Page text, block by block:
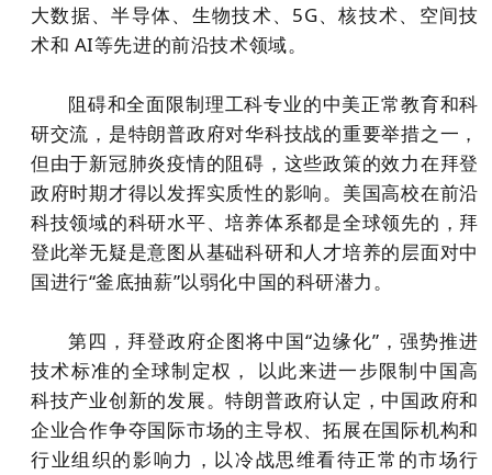
大数据、半导体、生物技术、5G、核技术、空间技
术和 AI等先进的前沿技术领域。
阻碍和全面限制理工科专业的中美正常教育和科
研交流，是特朗普政府对华科技战的重要举措之一，
但由于新冠肺炎疫情的阻碍，这些政策的效力在拜登
政府时期才得以发挥实质性的影响。美国高校在前沿
科技领域的科研水平、培养体系都是全球领先的，拜
登此举无疑是意图从基础科研和人才培养的层面对中
国进行“釜底抽薪”以弱化中国的科研潜力。
第四，拜登政府企图将中国“边缘化”，强势推进
技术标准的全球制定权， 以此来进一步限制中国高
科技产业创新的发展。特朗普政府认定，中国政府和
企业合作争夺国际市场的主导权、拓展在国际机构和
行业组织的影响力，以冷战思维看待正常的市场行